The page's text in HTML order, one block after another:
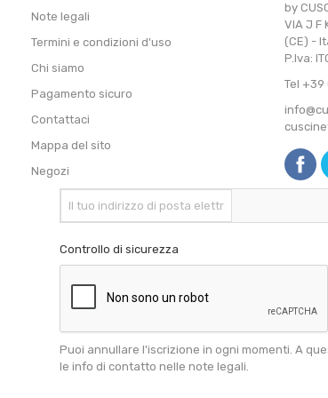
Note legali
Termini e condizioni d'uso
Chi siamo
Pagamento sicuro
Contattaci
Mappa del sito
Negozi
by
VIA J F
(CE) -
P.Iva:
Tel +39
Controllo di sicurezza
Puoi annullare l'iscrizione in ogni momenti. A
le info di contatto nelle note legali.